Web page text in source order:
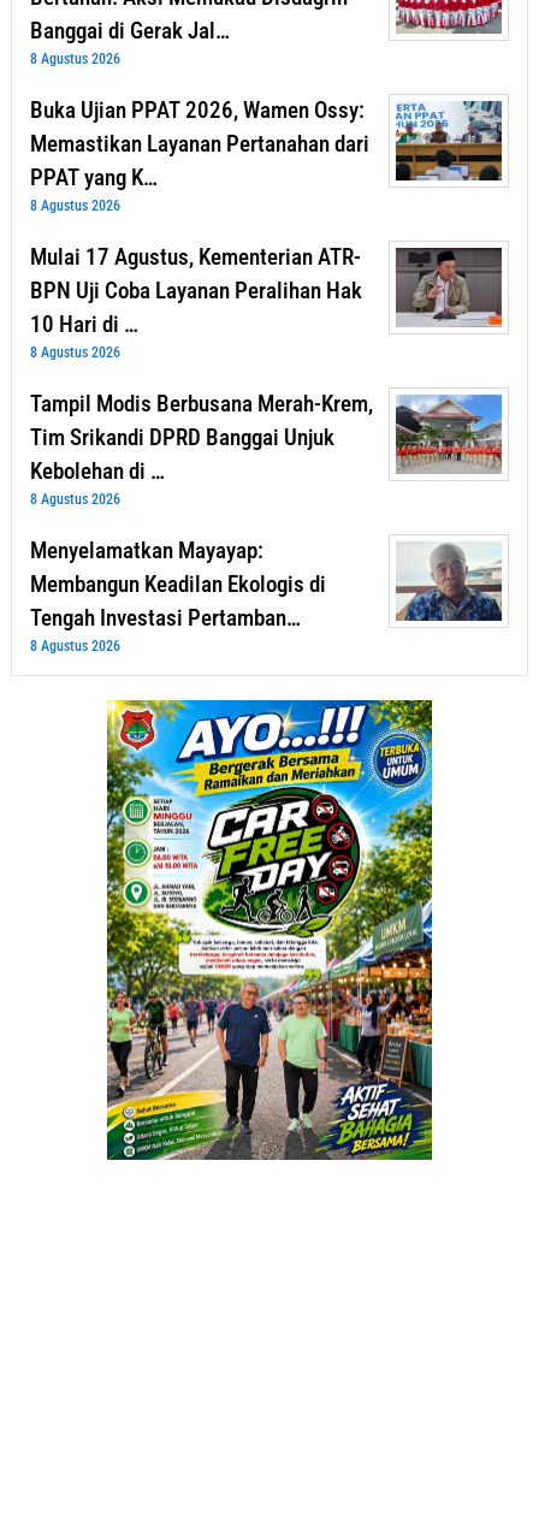
Banggai di Gerak Jal…
8 Agustus 2026
Buka Ujian PPAT 2026, Wamen Ossy:
Memastikan Layanan Pertanahan dari
PPAT yang K…
8 Agustus 2026
Mulai 17 Agustus, Kementerian ATR-
BPN Uji Coba Layanan Peralihan Hak
10 Hari di …
8 Agustus 2026
Tampil Modis Berbusana Merah-Krem,
Tim Srikandi DPRD Banggai Unjuk
Kebolehan di …
8 Agustus 2026
Menyelamatkan Mayayap:
Membangun Keadilan Ekologis di
Tengah Investasi Pertamban…
8 Agustus 2026